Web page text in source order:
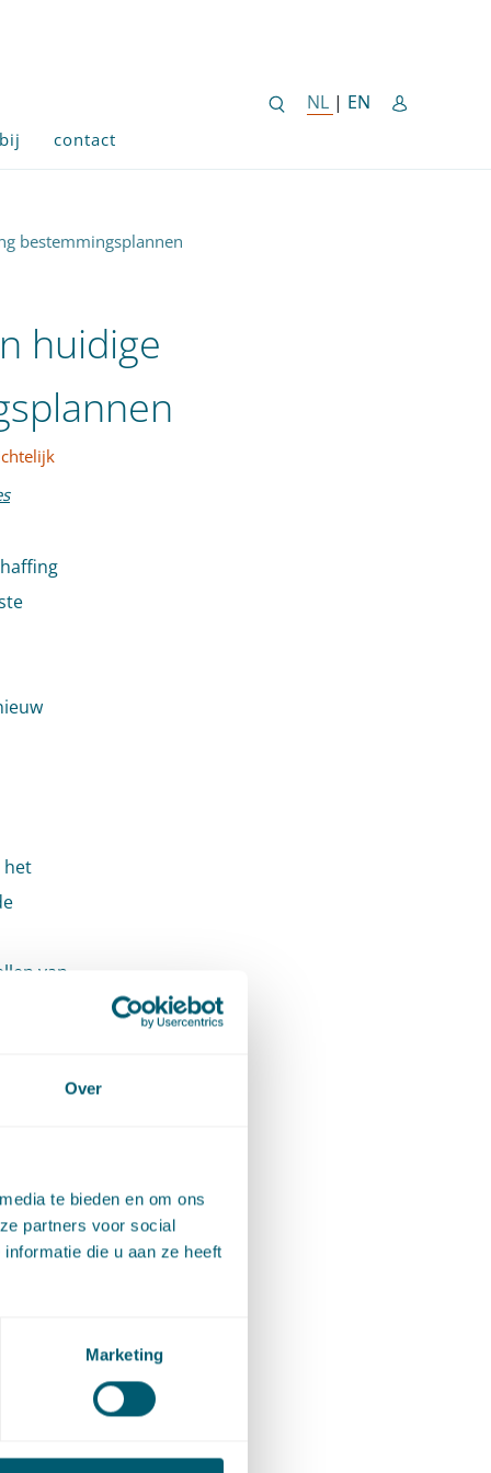
Over
te bieden en om ons
partners voor social
die u aan ze heeft
Marketing
NL NEDERLANDSE
| EN ENGLISH
contact
bestemmingsplannen
huidige
het
van